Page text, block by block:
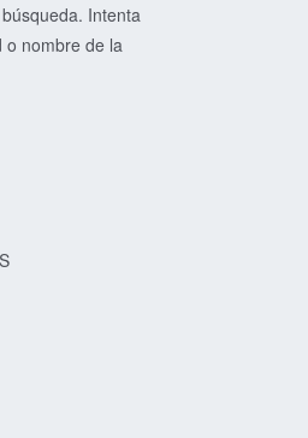
Intenta
nombre de la